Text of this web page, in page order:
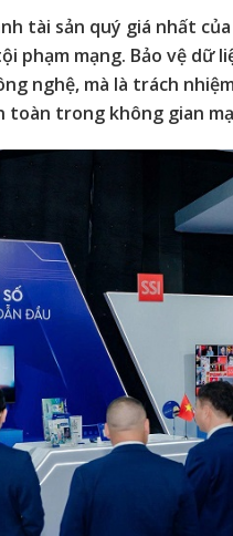
tài sản quý giá nhất
phạm mạng. Bảo vệ dữ
nghệ, mà là trách
trong không gian